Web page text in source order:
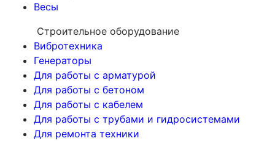
Весы
Строительное оборудование
Вибротехника
Генераторы
Для работы с арматурой
Для работы с бетоном
Для работы с кабелем
Для работы с трубами и гидросистемами
Для ремонта техники